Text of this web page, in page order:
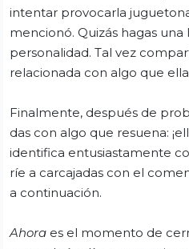
intentar provocarla
mencionó. Quizás hagas
personalidad. Tal vez
relacionada con algo que
Finalmente, después de
das con algo que resuena:
identifica entusiastamente
ríe a carcajadas con el
a continuación.
Ahora es el momento de